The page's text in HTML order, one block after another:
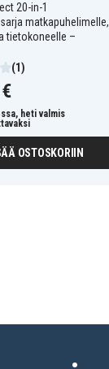
20-in-1
matkapuhelimelle,
tietokoneelle –
(1)
heti valmis
OSTOSKORIIN